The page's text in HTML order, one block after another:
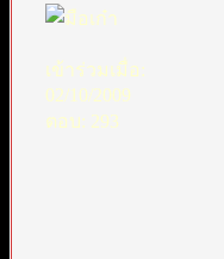
เข้าร่วมเมื่อ:
02/10/2009
ตอบ: 293